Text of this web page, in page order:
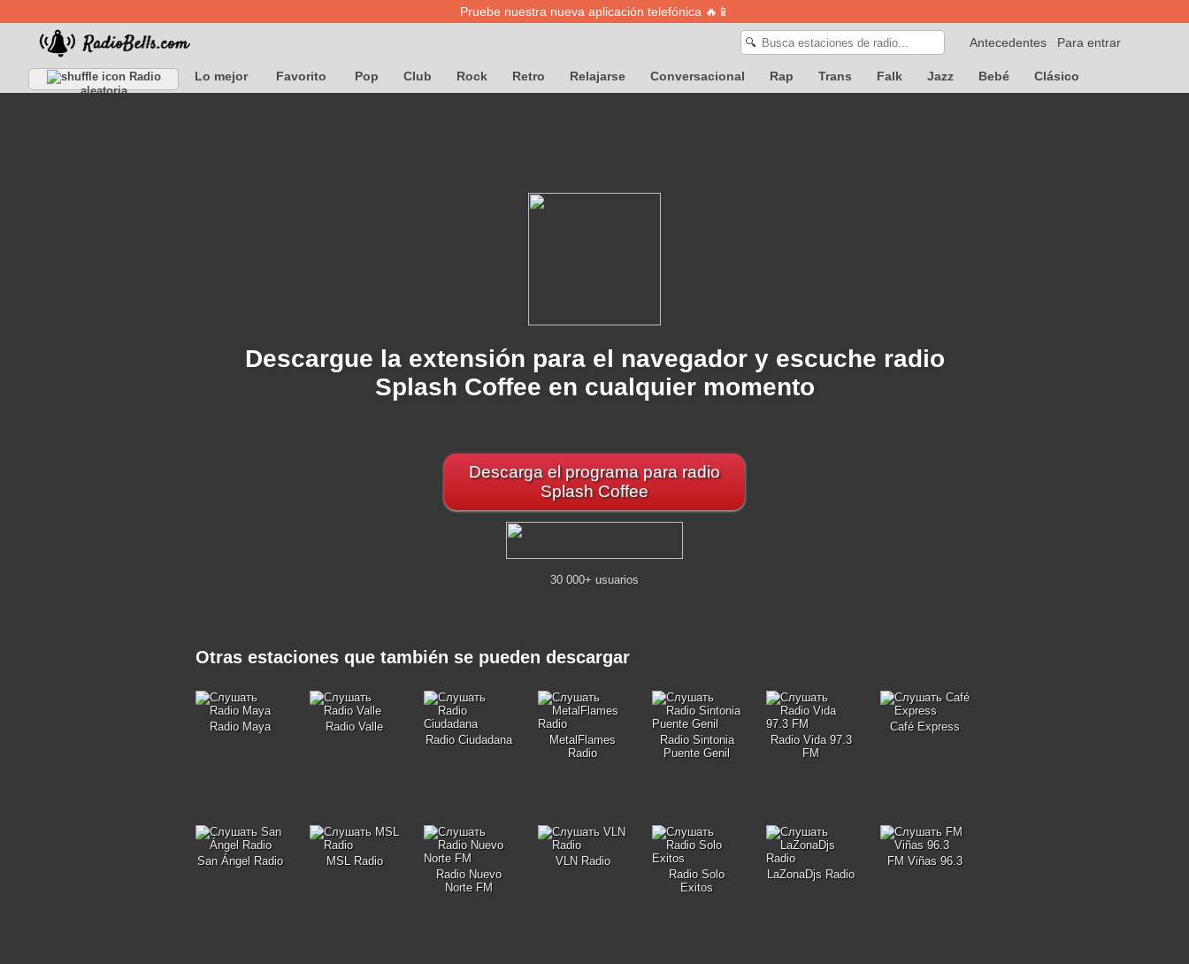
Pruebe nuestra nueva aplicación telefónica 🔥📱
Para entrar
Antecedentes
🔍
Radio
aleatoria
Lo mejor Favorito Pop Club Rock Retro Relajarse Conversacional Rap Trans Falk Jazz Bebé Clásico
Descargue la extensión para el navegador y escuche radio
Splash Coffee en cualquier momento
Descarga el programa para radio
Splash Coffee
30 000+ usuarios
Otras estaciones que también se pueden descargar
Radio Maya
Radio Valle
Radio Ciudadana
MetalFlames
Radio
Radio Sintonia
Puente Genil
Radio Vida 97.3
FM
Café Express
San Ángel Radio
MSL Radio
Radio Nuevo
Norte FM
VLN Radio
Radio Solo
Exitos
LaZonaDjs Radio
FM Viñas 96.3